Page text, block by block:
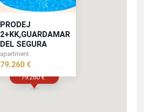
79.260 €
PRODEJ
2+KK,GUARDAMAR
DEL SEGURA
apartment
79.260 €